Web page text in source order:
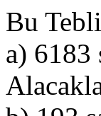
Bu
a) 6183